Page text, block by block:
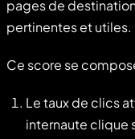
pages de
pertinentes et utiles.
Ce score se
Le taux de clics
internaute clique